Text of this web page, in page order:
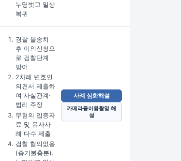
누명벗고 일상
복귀
경찰 불송치
후 이의신청으
로 검찰단계
방어
2차례 변호인
의견서 제출하
여 사실관계·
법리 주장
무혐의 입증자
료 및 유사사
례 다수 제출
검찰 혐의없음
(증거불충분).
사례 심화해설
카메라등이용촬영 해
설